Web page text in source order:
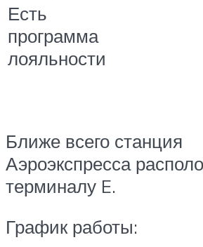
Есть
программа
лояльности
Ближе всего станция
Аэроэкспресса
терминалу E.
График работы: